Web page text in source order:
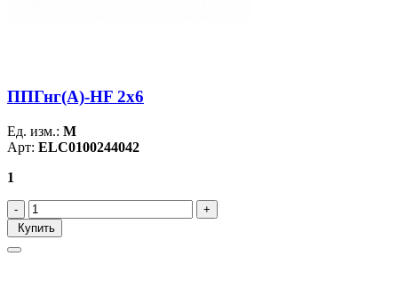
ППГнг(А)-HF 2х6
Ед. изм.: М
Арт: ELC0100244042
1
Купить